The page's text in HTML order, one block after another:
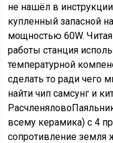
не нашёл в
купленный запасной
мощностью 60W.
работы станция
температурной
сделать то ради чего
найти чип самсунг и
всему керамика) с 4
сопротивление земля